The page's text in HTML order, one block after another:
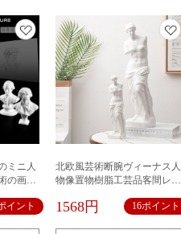
ミニ人
の画室
イント
北欧風芸術断腕ヴィーナス人
物像置物樹脂工芸品客間レス
1568円 16ポイント